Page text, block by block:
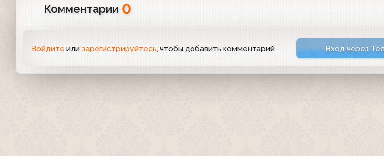
Комментарии 0
Войдите или зарегистрируйтесь, чтобы добавить комментарий Вход через